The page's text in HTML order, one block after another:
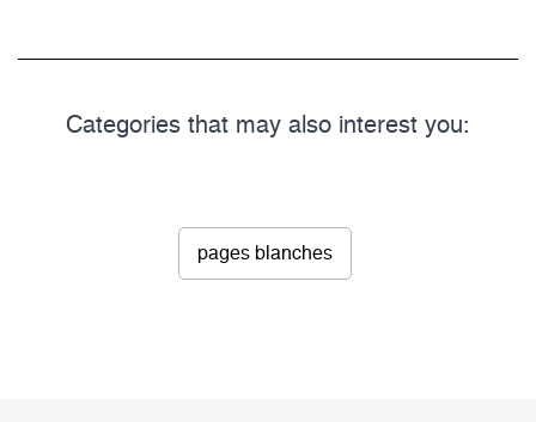
Categories that may also interest you:
pages blanches